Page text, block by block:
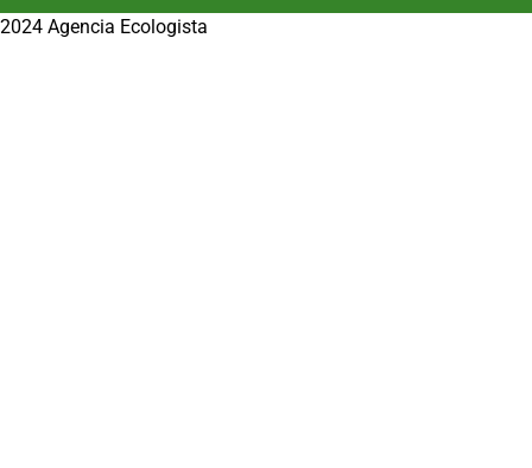
2024 Agencia Ecologista